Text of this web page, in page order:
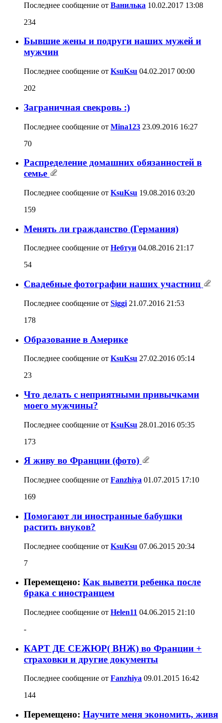
Последнее сообщение от Ванилька 10.02.2017 13:08
234
Бывшие жены и подруги наших мужей и
мужчин
Последнее сообщение от KsuKsu 04.02.2017 00:00
202
Заграничная свекровь :)
Последнее сообщение от Mina123 23.09.2016 16:27
70
Распределение домашних обязанностей в
семье
Последнее сообщение от KsuKsu 19.08.2016 03:20
159
Менять ли гражданство (Германия)
Последнее сообщение от Небтуи 04.08.2016 21:17
54
Свадебные фотографии наших участниц
Последнее сообщение от Siggi 21.07.2016 21:53
178
Образование в Америке
Последнее сообщение от KsuKsu 27.02.2016 05:14
23
Что делать с неприятными привычками
моего мужчины?
Последнее сообщение от KsuKsu 28.01.2016 05:35
173
Я живу во Франции (фото)
Последнее сообщение от Fanzhiya 01.07.2015 17:10
169
Помогают ли иностранные бабушки
растить внуков?
Последнее сообщение от KsuKsu 07.06.2015 20:34
7
Перемещено: Как вывезти ребенка после
брака с иностранцем
Последнее сообщение от Helen11 04.06.2015 21:10
-
КАРТ ДЕ СЕЖЮР( ВНЖ) во Франции +
страховки и другие документы
Последнее сообщение от Fanzhiya 09.01.2015 16:42
144
Перемещено: Научите меня экономить, живя